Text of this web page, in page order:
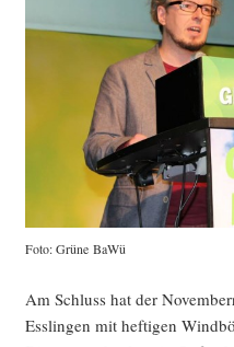
Foto: Grü­ne BaWü
Am Schluss hat der
Ess­lin­gen mit hef­ti­gen